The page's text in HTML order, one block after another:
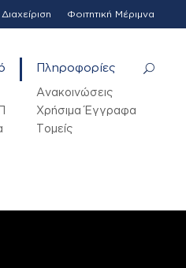
Διαχείριση Φοιτητική Μέριμνα
Πληροφορίες
Ανακοινώσεις
Χρήσιμα Έγγραφα
Τομείς